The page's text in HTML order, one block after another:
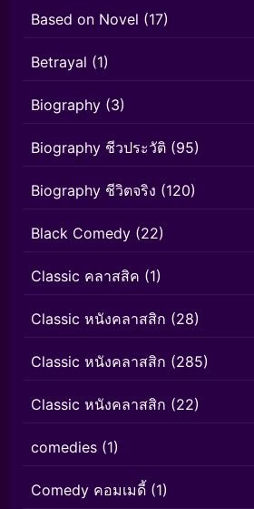
Based on Novel (17)
Betrayal (1)
Biography (3)
Biography ชีวประวัติ (95)
Biography ชีวิตจริง (120)
Black Comedy (22)
Classic คลาสสิค (1)
Classic หนังคลาสสิก (28)
Classic หนังคลาสสิก (285)
Classic หนังคลาสสิก (22)
comedies (1)
Comedy คอมเมดี้ (1)